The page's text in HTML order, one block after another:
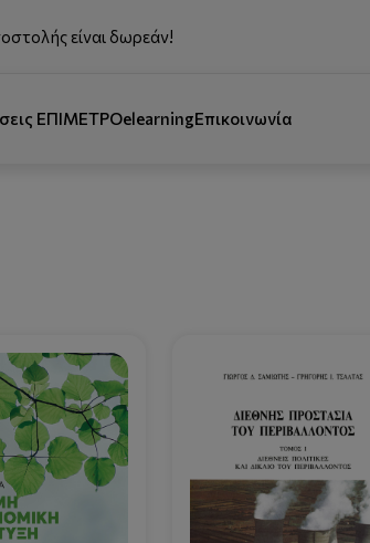
είναι δωρεάν!
ΕΠΙΜΕΤΡΟelearningΕπικοινωνία